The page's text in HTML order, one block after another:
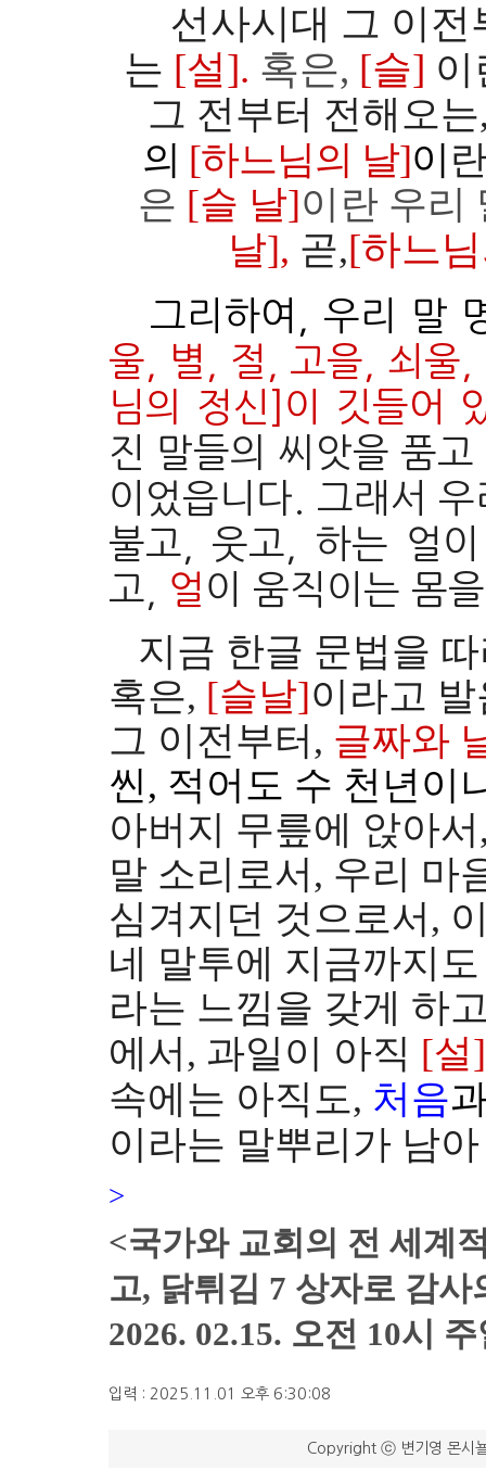
선사시대 그 이
는 [설]. 혹은, [슬]
그 전부터 전해오
의 [하느님의 날]이
은 [슬 날]이란 우리
날], 곧,[하느
그리하여, 우리 말
울, 별, 절, 고을, 쇠울
님의 정신]이 깃들어
진 말들의 씨앗을 품
이었읍니다. 그래서
불고, 웃고, 하는 얼
고, 얼 이 움직이는 몸
지금 한글 문법을
혹은, [슬날]이라고
그 이전부터, 글짜와
씬, 적어도 수 천년이
아버지 무릎에 앉아
말 소리로서, 우리 마
심겨지던 것으로서,
네 말투에 지금까지
라는 느낌을 갖게 하
에서 , 과일이 아직 [설]
속에는 아직도, 처음
이라는 말뿌리가 남
>
<국가와 교회의 전 세계
고, 닭튀김 7 상자로 감사
2026. 02.15. 오전 10시
입력 : 2025.11.01 오후 6:30:08
Copyright ⓒ 변기영 몬시